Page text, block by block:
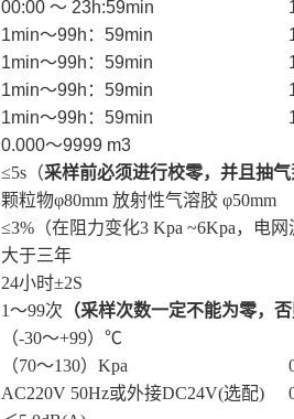
00:00 ～ 23h:59min
1min～99h：59min
1min～99h：59min
1min～99h：59min
1min～99h：59min
0.000～9999 m3
≤5s（采样前必须进行校零，并且抽
颗粒物φ80mm 放射性气溶胶 φ50mm
≤3%（在阻力变化3 Kpa ~6Kpa，电网
大于三年
24小时±2S
1～99次 （采样次数一定不能为零，
（-30～+99）℃
（70～130）Kpa
AC220V 50Hz或外接DC24V(选配)